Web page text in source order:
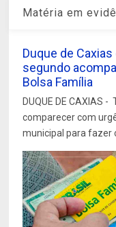
Matéria em
Duque de
segundo
Bolsa Família
DUQUE DE CAXIAS
comparecer com
municipal para fazer